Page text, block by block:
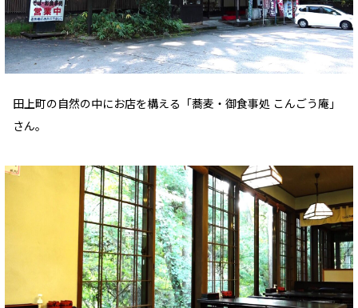
田上町の自然の中にお店を構える「蕎麦・御食事処 こんごう庵」
さん。